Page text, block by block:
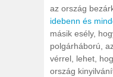
az ország
idebenn és
másik esély,
polgárháború,
vérrel, lehet,
ország